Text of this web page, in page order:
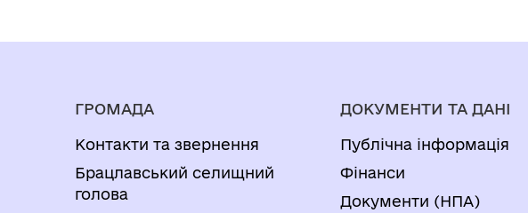
ГРОМАДА
Контакти та звернення
Брацлавський селищний
голова
ДОКУМЕНТИ ТА ДАНІ
Публічна інформація
Фінанси
Документи (НПА)